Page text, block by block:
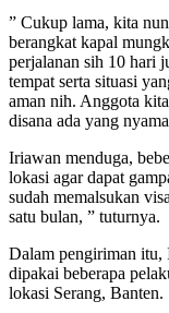
” Cukup lama, kita
berangkat kapal
perjalanan sih 10 hari
tempat serta situasi
aman nih. Anggota
disana ada yang
Iriawan menduga,
lokasi agar dapat
sudah memalsukan
satu bulan, ” tuturnya.
Dalam pengiriman itu,
dipakai beberapa
lokasi Serang, Banten.